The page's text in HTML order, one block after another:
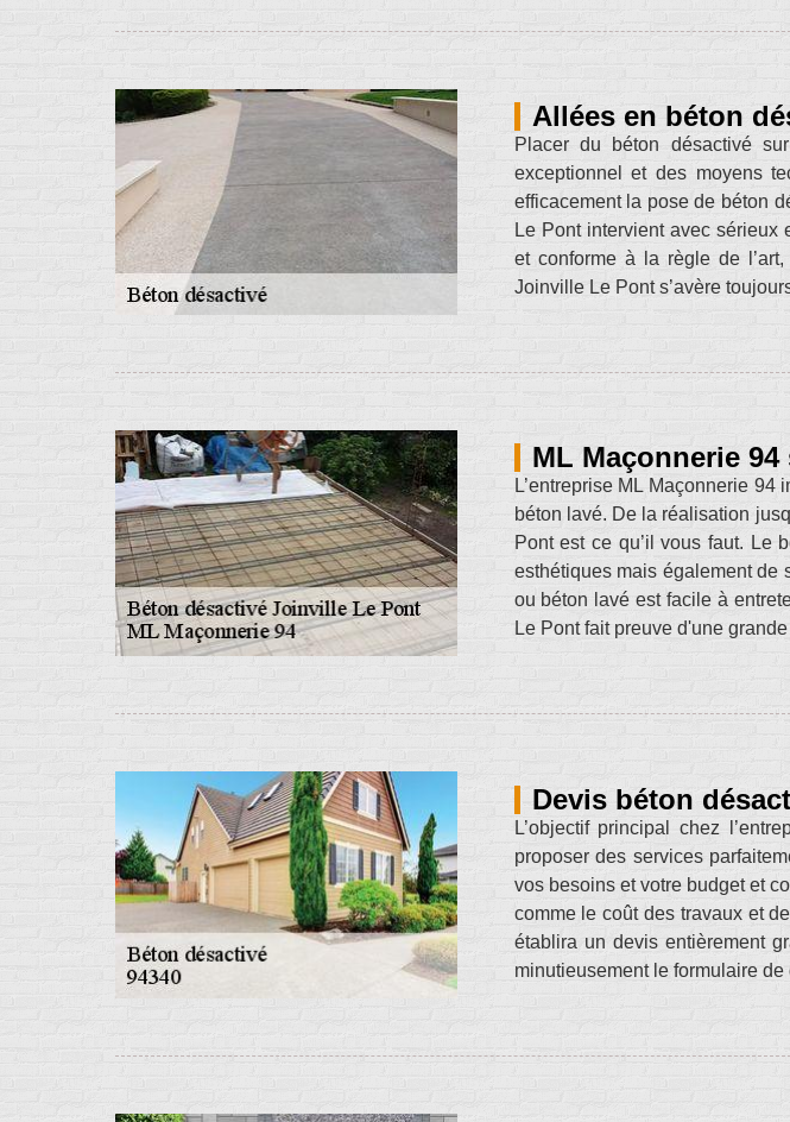
Allées en béton
Placer du béton désactivé
exceptionnel et des moyens
efficacement la pose de béton
Le Pont intervient avec sérieux
et conforme à la règle de
Joinville Le Pont s’avère
ML Maçonnerie
L’entreprise ML Maçonnerie
béton lavé. De la réalisation
Pont est ce qu’il vous faut. Le
esthétiques mais également de
ou béton lavé est facile à
Le Pont fait preuve d'une
Devis béton
L’objectif principal chez
proposer des services
vos besoins et votre budget et
comme le coût des travaux et
établira un devis entièrement
minutieusement le formulaire